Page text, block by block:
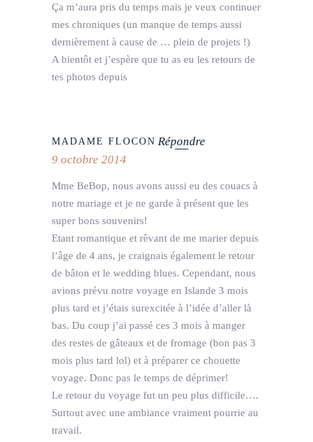
Ça m’aura pris du temps mais je veux continuer
mes chroniques (un manque de temps aussi
dernièrement à cause de … plein de projets !)
A bientôt et j’espère que tu as eu les retours de
tes photos depuis
MADAME FLOCON Répondre
9 octobre 2014
Mme BeBop, nous avons aussi eu des couacs à
notre mariage et je ne garde à présent que les
super bons souvenirs!
Etant romantique et rêvant de me marier depuis
l’âge de 4 ans, je craignais également le retour
de bâton et le wedding blues. Cependant, nous
avions prévu notre voyage en Islande 3 mois
plus tard et j’étais surexcitée à l’idée d’aller là
bas. Du coup j’ai passé ces 3 mois à manger
des restes de gâteaux et de fromage (bon pas 3
mois plus tard lol) et à préparer ce chouette
voyage. Donc pas le temps de déprimer!
Le retour du voyage fut un peu plus difficile….
Surtout avec une ambiance vraiment pourrie au
travail.